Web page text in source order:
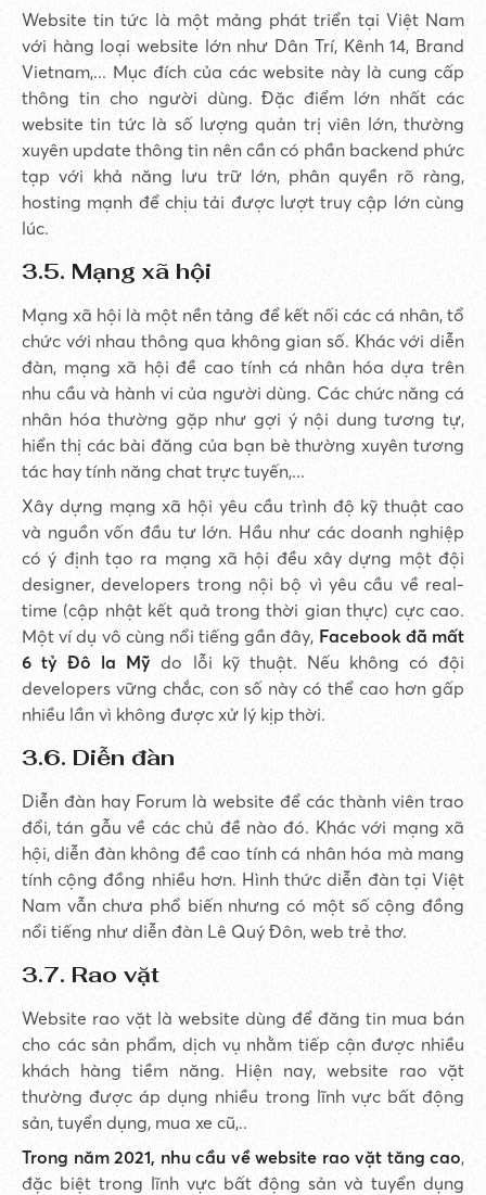
Website tin tức là một mảng phát triển tại Việt Nam
với hàng loại website lớn như Dân Trí, Kênh 14, Brand
Vietnam,... Mục đích của các website này là cung cấp
thông tin cho người dùng. Đặc điểm lớn nhất các
website tin tức là số lượng quản trị viên lớn, thường
xuyên update thông tin nên cần có phần backend phức
tạp với khả năng lưu trữ lớn, phân quyền rõ ràng,
hosting mạnh để chịu tải được lượt truy cập lớn cùng
lúc.
3.5. Mạng xã hội
Mạng xã hội là một nền tảng để kết nối các cá nhân, tổ
chức với nhau thông qua không gian số. Khác với diễn
đàn, mạng xã hội đề cao tính cá nhân hóa dựa trên
nhu cầu và hành vi của người dùng. Các chức năng cá
nhân hóa thường gặp như gợi ý nội dung tương tự,
hiển thị các bài đăng của bạn bè thường xuyên tương
tác hay tính năng chat trực tuyến,...
Xây dựng mạng xã hội yêu cầu trình độ kỹ thuật cao
và nguồn vốn đầu tư lớn. Hầu như các doanh nghiệp
có ý định tạo ra mạng xã hội đều xây dựng một đội
designer, developers trong nội bộ vì yêu cầu về real-
time (cập nhật kết quả trong thời gian thực) cực cao.
Một ví dụ vô cùng nổi tiếng gần đây, Facebook đã mất
6 tỷ Đô la Mỹ do lỗi kỹ thuật. Nếu không có đội
developers vững chắc, con số này có thể cao hơn gấp
nhiều lần vì không được xử lý kịp thời.
3.6. Diễn đàn
Diễn đàn hay Forum là website để các thành viên trao
đổi, tán gẫu về các chủ đề nào đó. Khác với mạng xã
hội, diễn đàn không đề cao tính cá nhân hóa mà mang
tính cộng đồng nhiều hơn. Hình thức diễn đàn tại Việt
Nam vẫn chưa phổ biến nhưng có một số cộng đồng
nổi tiếng như diễn đàn Lê Quý Đôn, web trẻ thơ.
3.7. Rao vặt
Website rao vặt là website dùng để đăng tin mua bán
cho các sản phẩm, dịch vụ nhằm tiếp cận được nhiều
khách hàng tiềm năng. Hiện nay, website rao vặt
thường được áp dụng nhiều trong lĩnh vực bất động
sản, tuyển dụng, mua xe cũ,..
Trong năm 2021, nhu cầu về website rao vặt tăng cao,
đặc biệt trong lĩnh vực bất động sản và tuyển dụng